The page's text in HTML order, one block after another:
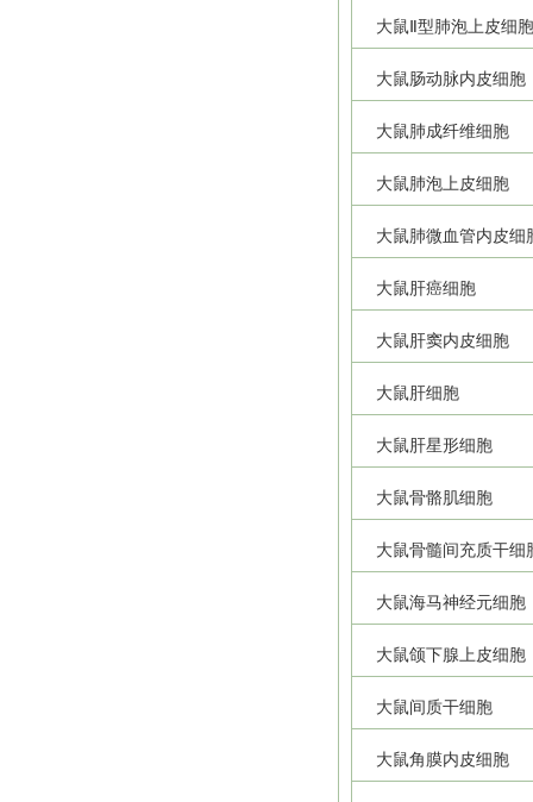
大鼠Ⅱ型肺泡上皮细胞
大鼠肠动脉内皮细胞
大鼠肺成纤维细胞
大鼠肺泡上皮细胞
大鼠肺微血管内皮细
大鼠肝癌细胞
大鼠肝窦内皮细胞
大鼠肝细胞
大鼠肝星形细胞
大鼠骨骼肌细胞
大鼠骨髓间充质干细
大鼠海马神经元细胞
大鼠颌下腺上皮细胞
大鼠间质干细胞
大鼠角膜内皮细胞